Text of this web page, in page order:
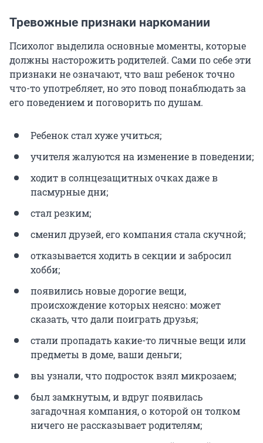
Тревожные признаки наркомании
Психолог выделила основные моменты, которые
должны насторожить родителей. Сами по себе эти
признаки не означают, что ваш ребенок точно
что-то употребляет, но это повод понаблюдать за
его поведением и поговорить по душам.
Ребенок стал хуже учиться;
учителя жалуются на изменение в поведении;
ходит в солнцезащитных очках даже в
пасмурные дни;
стал резким;
сменил друзей, его компания стала скучной;
отказывается ходить в секции и забросил
хобби;
появились новые дорогие вещи,
происхождение которых неясно: может
сказать, что дали поиграть друзья;
стали пропадать какие-то личные вещи или
предметы в доме, ваши деньги;
вы узнали, что подросток взял микрозаем;
был замкнутым, и вдруг появилась
загадочная компания, о которой он толком
ничего не рассказывает родителям;